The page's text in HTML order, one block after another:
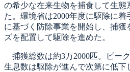
の希少な在来生物を捕食して生態
た。環境省は2000年度に駆除に
に基づく防除事業を開始し、捕
ズを配置して駆除を進めた。
捕獲総数は約3万2000匹。ピー
生息数は駆除が進んで次第に低下